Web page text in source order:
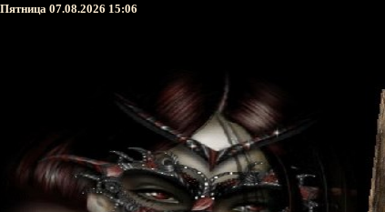
Пятница 07.08.2026 15:06